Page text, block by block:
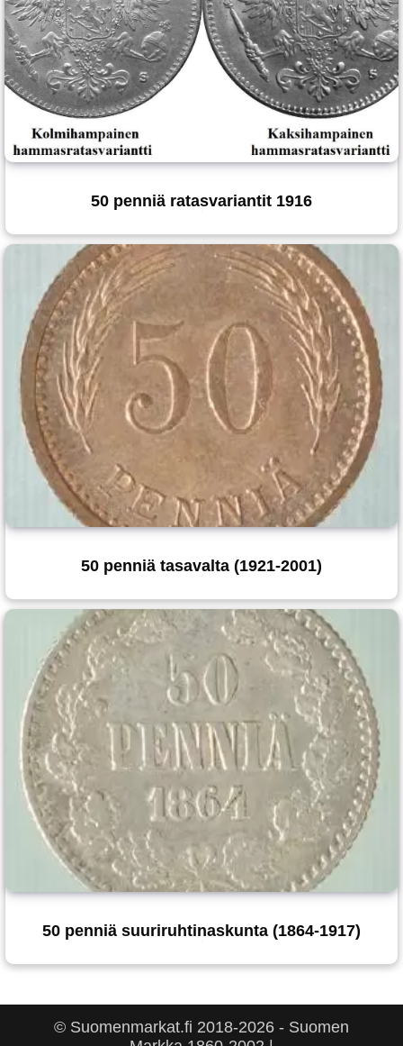
50 penniä ratasvariantit 1916
50 penniä tasavalta (1921-2001)
50 penniä suuriruhtinaskunta (1864-1917)
© Suomenmarkat.fi 2018-2026 - Suomen